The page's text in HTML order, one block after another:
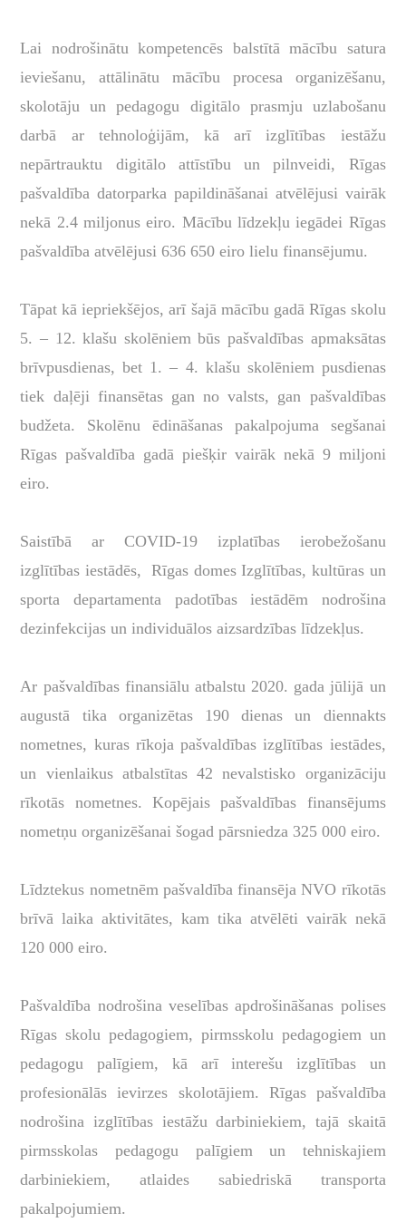
Lai nodrošinātu kompetencēs balstītā mācību satura
ieviešanu, attālinātu mācību procesa organizēšanu,
skolotāju un pedagogu digitālo prasmju uzlabošanu
darbā ar tehnoloģijām, kā arī izglītības iestāžu
nepārtrauktu digitālo attīstību un pilnveidi, Rīgas
pašvaldība datorparka papildināšanai atvēlējusi vairāk
nekā 2.4 miljonus eiro. Mācību līdzekļu iegādei Rīgas
pašvaldība atvēlējusi 636 650 eiro lielu finansējumu.
Tāpat kā iepriekšējos, arī šajā mācību gadā Rīgas skolu
5. – 12. klašu skolēniem būs pašvaldības apmaksātas
brīvpusdienas, bet 1. – 4. klašu skolēniem pusdienas
tiek daļēji finansētas gan no valsts, gan pašvaldības
budžeta. Skolēnu ēdināšanas pakalpojuma segšanai
Rīgas pašvaldība gadā piešķir vairāk nekā 9 miljoni
eiro.
Saistībā ar COVID-19 izplatības ierobežošanu
izglītības iestādēs, Rīgas domes Izglītības, kultūras un
sporta departamenta padotības iestādēm nodrošina
dezinfekcijas un individuālos aizsardzības līdzekļus.
Ar pašvaldības finansiālu atbalstu 2020. gada jūlijā un
augustā tika organizētas 190 dienas un diennakts
nometnes, kuras rīkoja pašvaldības izglītības iestādes,
un vienlaikus atbalstītas 42 nevalstisko organizāciju
rīkotās nometnes. Kopējais pašvaldības finansējums
nometņu organizēšanai šogad pārsniedza 325 000 eiro.
Līdztekus nometnēm pašvaldība finansēja NVO rīkotās
brīvā laika aktivitātes, kam tika atvēlēti vairāk nekā
120 000 eiro.
Pašvaldība nodrošina veselības apdrošināšanas polises
Rīgas skolu pedagogiem, pirmsskolu pedagogiem un
pedagogu palīgiem, kā arī interešu izglītības un
profesionālās ievirzes skolotājiem. Rīgas pašvaldība
nodrošina izglītības iestāžu darbiniekiem, tajā skaitā
pirmsskolas pedagogu palīgiem un tehniskajiem
darbiniekiem, atlaides sabiedriskā transporta
pakalpojumiem.